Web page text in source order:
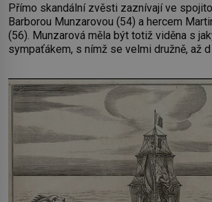
Přímo skandální zvěsti zaznívají ve
Barborou Munzarovou (54) a hercem
(56). Munzarová měla být totiž viděna s
sympaťákem, s nímž se velmi družně, až d